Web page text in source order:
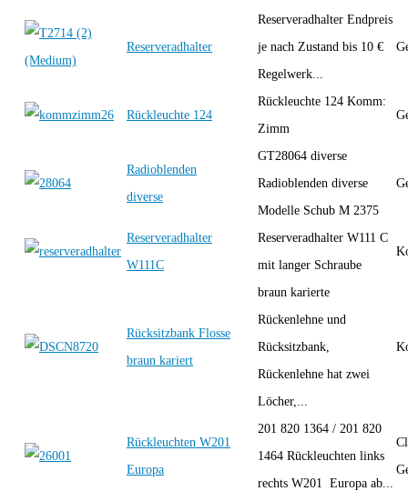
Reserveradhalter
Reserveradhalter Endpreis
je nach Zustand bis 10 €
Regelwerk...
Rückleuchte 124
Rückleuchte 124 Komm:
Zimm
Radioblenden
diverse
GT28064 diverse
Radioblenden diverse
Modelle Schub M 2375
Reserveradhalter
W111C
Reserveradhalter W111 C
mit langer Schraube
Rücksitzbank Flosse
braun kariert
braun karierte
Rückenlehne und
Rücksitzbank,
Rückenlehne hat zwei
Löcher,...
Rückleuchten W201
Europa
201 820 1364 / 201 820
1464 Rückleuchten links
rechts W201 Europa ab...